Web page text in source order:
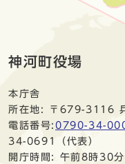
神河町役場
本庁舎
所在地: 〒679-3116
電話番号: 0790-34-
34-0691（代表）
開庁時間: 午前8時30